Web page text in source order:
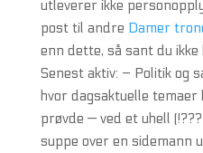
utleverer ikke
post til andre Damer
enn dette, så sant du
Senest aktiv: – Politik og
hvor dagsaktuelle
prøvde — ved et uhell
suppe over en sidemann